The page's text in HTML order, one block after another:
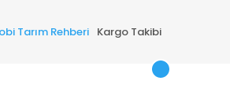
Tarım Rehberi Kargo Takibi